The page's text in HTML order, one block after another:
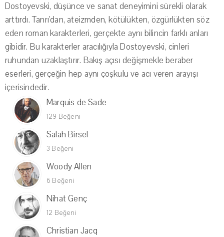
Dostoyevski, düşünce ve sanat deneyimini sürekli olarak
arttırdı. Tanrı'dan, ateizmden, kötülükten, özgürlükten söz
eden roman karakterleri, gerçekte aynı bilincin farklı anları
gibidir. Bu karakterler aracılığıyla Dostoyevski, cinleri
ruhundan uzaklaştırır. Bakış açısı değişmekle beraber
eserleri, gerçeğin hep aynı çoşkulu ve acı veren arayışı
içerisindedir.
Marquis de Sade
129 Beğeni
Salah Birsel
3 Beğeni
Woody Allen
6 Beğeni
Nihat Genç
12 Beğeni
Christian Jacq